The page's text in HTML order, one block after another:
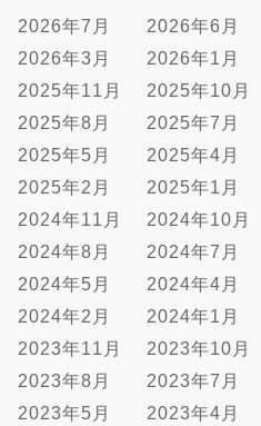
2026年7月 2026年6月
2026年3月
2026年1月
2025年11月
2025年10月
2025年8月
2025年7月
2025年5月
2025年4月
2025年2月
2025年1月
2024年11月
2024年10月
2024年8月
2024年7月
2024年5月
2024年4月
2024年2月
2024年1月
2023年11月
2023年10月
2023年8月
2023年7月
2023年5月
2023年4月